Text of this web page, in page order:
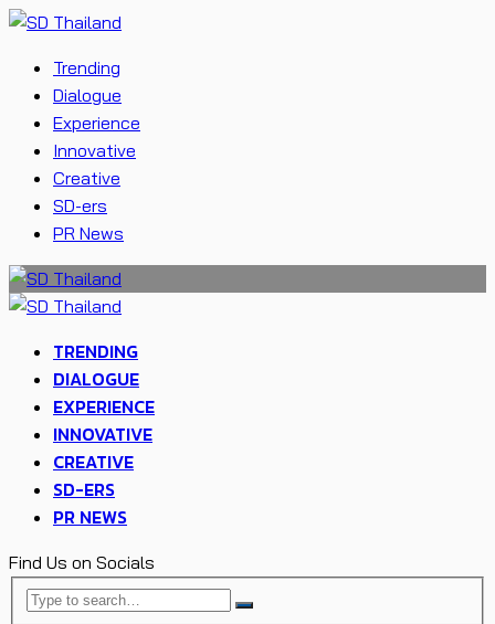
Trending
Dialogue
Experience
Innovative
Creative
SD-ers
PR News
TRENDING
DIALOGUE
EXPERIENCE
INNOVATIVE
CREATIVE
SD-ERS
PR NEWS
Find Us on Socials